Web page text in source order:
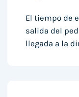
El tiempo de
salida del
llegada a la